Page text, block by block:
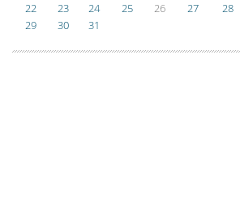
22
23 24 25 26 27
28
29
30 31